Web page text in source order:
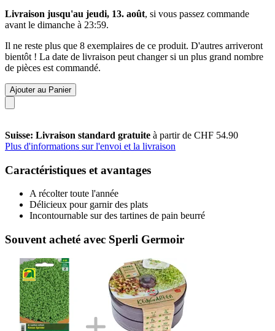
Livraison jusqu'au jeudi, 13. août, si vous passez commande
avant le dimanche à 23:59.
Il ne reste plus que 8 exemplaires de ce produit. D'autres arriveront
bientôt ! La date de livraison peut changer si un plus grand nombre
de pièces est commandé.
Ajouter au Panier
Suisse: Livraison standard gratuite à partir de CHF 54.90
Plus d'informations sur l'envoi et la livraison
Caractéristiques et avantages
A récolter toute l'année
Délicieux pour garnir des plats
Incontournable sur des tartines de pain beurré
Souvent acheté avec Sperli Germoir